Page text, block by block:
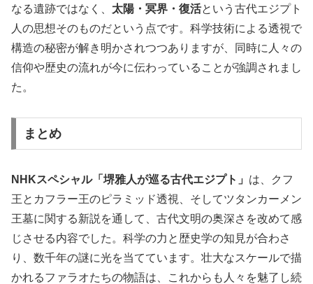
なる遺跡ではなく、 太陽・冥界・復活という古代エジプト
人の思想そのものだという点です。科学技術による透視で
構造の秘密が解き明かされつつありますが、同時に人々の
信仰や歴史の流れが今に伝わっていることが強調されまし
た。
まとめ
NHKスペシャル「堺雅人が巡る古代エジプト」 は、クフ
王とカフラー王のピラミッド透視、そしてツタンカーメン
王墓に関する新説を通して、古代文明の奥深さを改めて感
じさせる内容でした。科学の力と歴史学の知見が合わさ
り、数千年の謎に光を当てています。壮大なスケールで描
かれるファラオたちの物語は、これからも人々を魅了し続